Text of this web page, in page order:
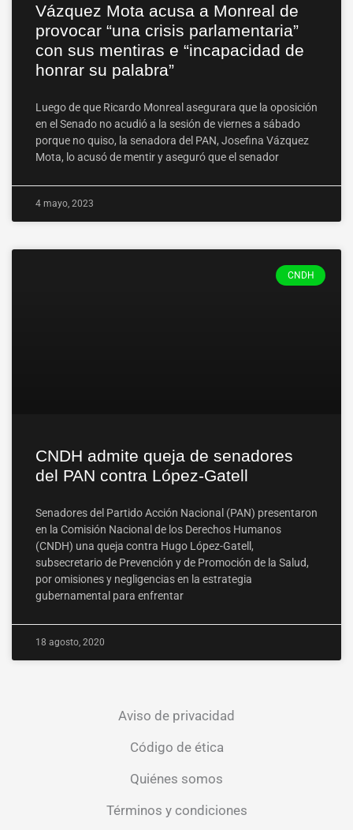
Vázquez Mota acusa a Monreal de
provocar “una crisis parlamentaria”
con sus mentiras e “incapacidad de
honrar su palabra”
Luego de que Ricardo Monreal asegurara que la oposición
en el Senado no acudió a la sesión de viernes a sábado
porque no quiso, la senadora del PAN, Josefina Vázquez
Mota, lo acusó de mentir y aseguró que el senador
4 mayo, 2023
CNDH
CNDH admite queja de senadores
del PAN contra López-Gatell
Senadores del Partido Acción Nacional (PAN) presentaron
en la Comisión Nacional de los Derechos Humanos
(CNDH) una queja contra Hugo López-Gatell,
subsecretario de Prevención y de Promoción de la Salud,
por omisiones y negligencias en la estrategia
gubernamental para enfrentar
18 agosto, 2020
Aviso de privacidad
Código de ética
Quiénes somos
Términos y condiciones